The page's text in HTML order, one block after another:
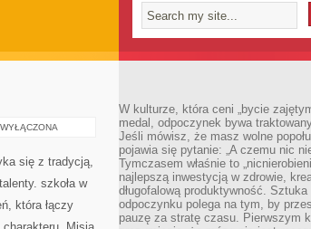
się z tradycją,
szkoła w
która łączy
W kulturze, która ceni „bycie
medal, odpoczynek bywa
Jeśli mówisz, że masz wolne
pojawia się pytanie: „A czemu nic
Tymczasem właśnie to
najlepszą inwestycją w zdrowie,
długofalową produktywność.
odpoczynku polega na tym, by
pauzę za stratę czasu. Pierwszym